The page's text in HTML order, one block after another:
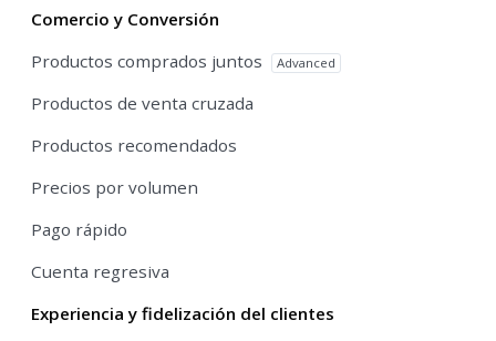
Comercio y Conversión
Productos comprados juntos
Advanced
Productos de venta cruzada
Productos recomendados
Precios por volumen
Pago rápido
Cuenta regresiva
Experiencia y fidelización del clientes